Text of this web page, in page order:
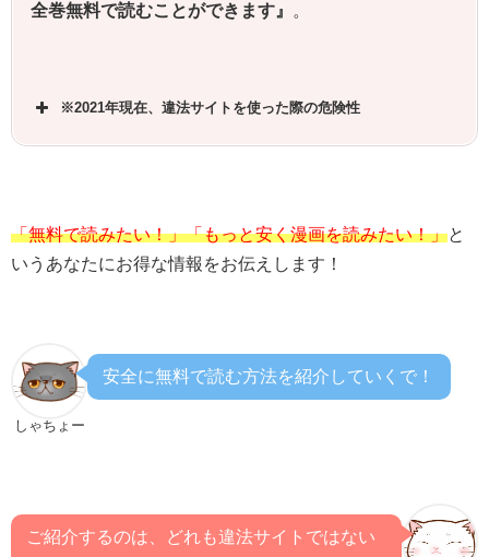
全巻無料で読むことができます』
※2021年現在、違法サイトを使った際の危険性
「無料で読みたい！」「もっと安く漫画を読みたい！」と
いうあなたにお得な情報をお伝えします！
しゃちょー
安全に無料で読む方法を紹介していくで！
ご紹介するのは、どれも違法サイトではない